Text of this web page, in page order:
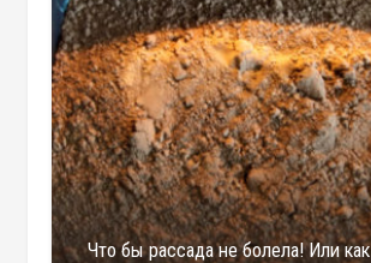
Что бы рассада не болела! Или как